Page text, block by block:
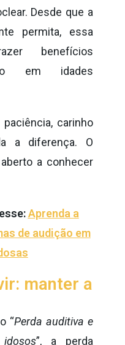
Desde que a
permita, essa
benefícios
em idades
carinho
a diferença. O
a conhecer
Aprenda a
de audição em
manter a
“Perda auditiva e
”, a perda